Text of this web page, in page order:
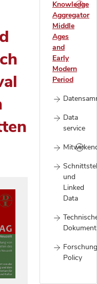
Knowledge
Aggregator
Middle
Ages
and
Early
Modern
Period
Data
service
und
Linked
Data
Policy